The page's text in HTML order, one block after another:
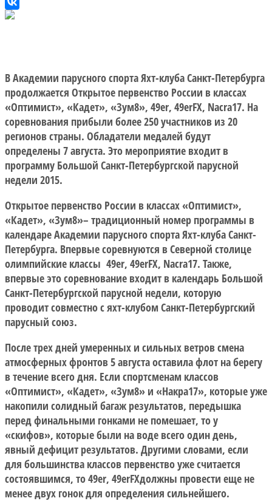
В Академии парусного спорта Яхт-клуба Санкт-Петербурга
продолжается Открытое первенство России в классах
«Оптимист», «Кадет», «Зум8», 49er, 49erFX, Nacra17. На
соревнования прибыли более 250 участников из 20
регионов страны. Обладатели медалей будут
определены 7 августа. Это мероприятие входит в
программу Большой Санкт-Петербургской парусной
недели 2015.
Открытое первенство России в классах «Оптимист»,
«Кадет», «Зум8»– традиционный номер программы в
календаре Академии парусного спорта Яхт-клуба Санкт-
Петербурга. Впервые соревнуются в Северной столице
олимпийские классы 49er, 49erFX, Nacra17. Также,
впервые это соревнование входит в календарь Большой
Санкт-Петербургской парусной недели, которую
проводит совместно с яхт-клубом Санкт-Петербургский
парусный союз.
После трех дней умеренных и сильных ветров смена
атмосферных фронтов 5 августа оставила флот на берегу
в течение всего дня. Если спортсменам классов
«Оптимист», «Кадет», «Зум8» и «Накра17», которые уже
накопили солидный багаж результатов, передышка
перед финальными гонками не помешает, то у
«скифов», которые были на воде всего один день,
явный дефицит результатов. Другими словами, если
для большинства классов первенство уже считается
состоявшимся, то 49er, 49erFXдолжны провести еще не
менее двух гонок для определения сильнейшего.